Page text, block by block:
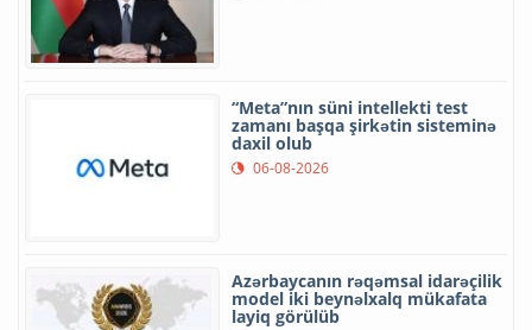
“Meta”nın süni intellekti test
zamanı başqa şirkətin sisteminə
daxil olub
06-08-2026
Azərbaycanın rəqəmsal idarəçilik
model iki beynəlxalq mükafata
layiq görülüb